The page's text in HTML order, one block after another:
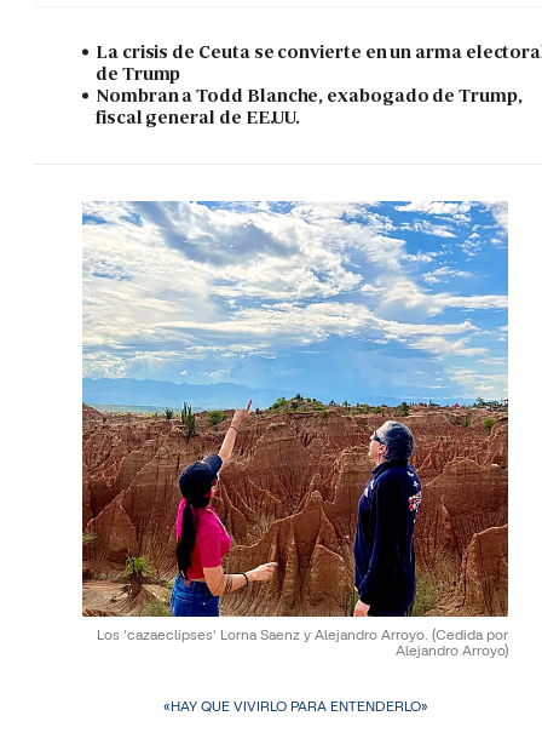
La crisis de Ceuta se convierte en un arma
de Trump
Nombran a Todd Blanche, exabogado de Trump,
fiscal general de EE.UU.
Los 'cazaeclipses' Lorna Saenz y Alejandro Arroyo. (Cedida por
Alejandro Arroyo)
«HAY QUE VIVIRLO PARA ENTENDERLO»